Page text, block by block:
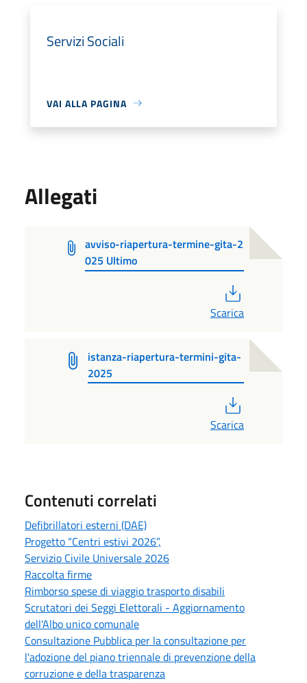
Servizi Sociali
VAI ALLA PAGINA
Allegati
avviso-riapertura-termine-gita-2
025 Ultimo
Scarica
istanza-riapertura-termini-gita-
2025
Scarica
Contenuti correlati
Defibrillatori esterni (DAE)
Progetto “Centri estivi 2026”,
Servizio Civile Universale 2026
Raccolta firme
Rimborso spese di viaggio trasporto disabili
Scrutatori dei Seggi Elettorali - Aggiornamento
dell'Albo unico comunale
Consultazione Pubblica per la consultazione per
l'adozione del piano triennale di prevenzione della
corruzione e della trasparenza